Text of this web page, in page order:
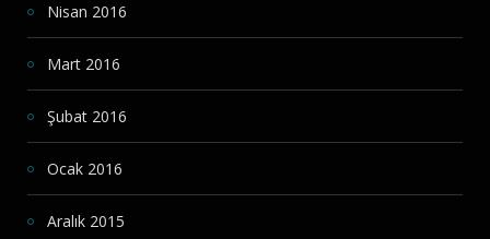
Nisan 2016
Mart 2016
Şubat 2016
Ocak 2016
Aralık 2015